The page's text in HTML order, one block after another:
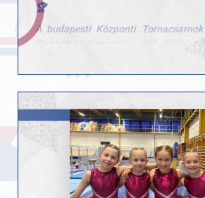
🏆
A budapesti Központi
Budapest Kupának, ahol több
A rangos mezőnyben Gál
teljesítményt nyújtott az ifjúsági
Gyűrűn a dobogó legfelső fokára
nyújtón ezüstérmet szerzett,
bronzéremmel zárta a versenyt.
Kristóf szereplése jól mutatja azt
munkát és szakmai hátteret, amely a
jellemzi.